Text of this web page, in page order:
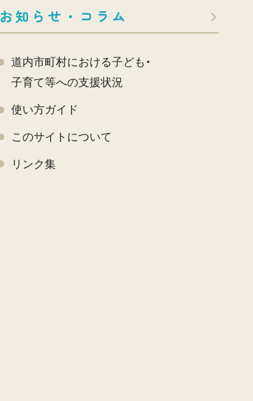
お知らせ・コラム
道内市町村における子ども・
子育て等への支援状況
使い方ガイド
このサイトについて
リンク集